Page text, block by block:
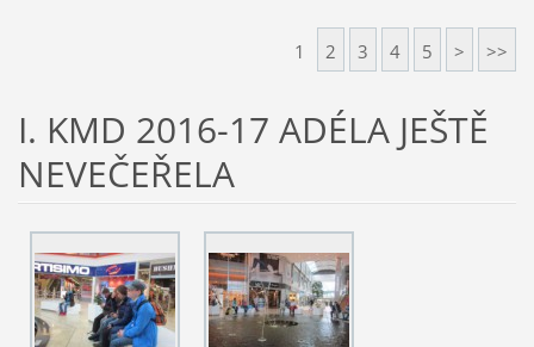
1 2 3 4 5 > >>
I. KMD 2016-17 ADÉLA JEŠTĚ
NEVEČEŘELA